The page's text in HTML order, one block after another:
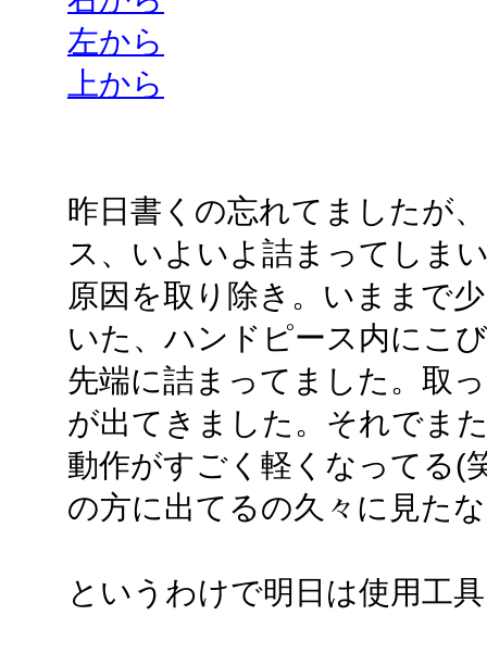
左から
上から
昨日書くの忘れてましたが
ス、いよいよ詰まってしま
原因を取り除き。いままで
いた、ハンドピース内にこ
先端に詰まってました。取
が出てきました。それでま
動作がすごく軽くなってる(
の方に出てるの久々に見た
というわけで明日は使用工